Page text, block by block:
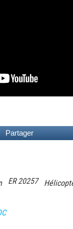
Partager
ER 20257